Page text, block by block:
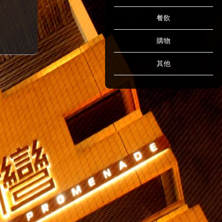
餐飲
購物
其他